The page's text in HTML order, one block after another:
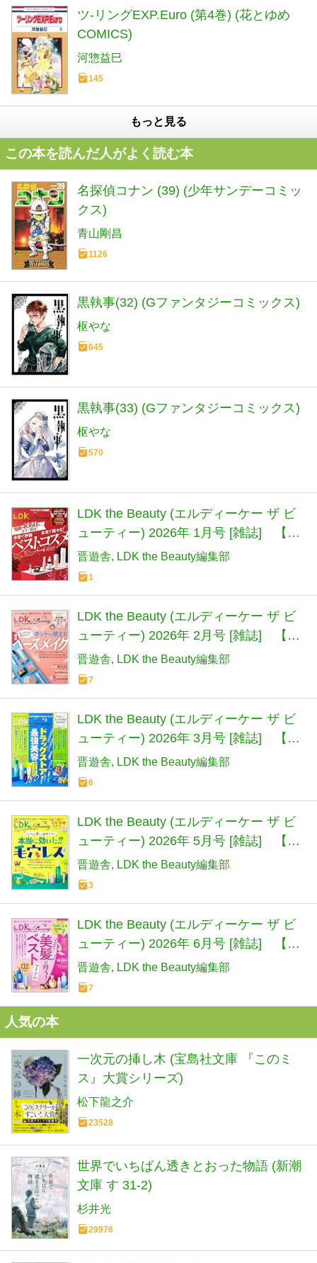
ツ-リングEXP.Euro (第4巻) (花とゆめ
COMICS)
河惣益巳
145
もっと見る
この本を読んだ人がよく読む本
名探偵コナン (39) (少年サンデーコミッ
クス)
青山剛昌
1126
黒執事(32) (Gファンタジーコミックス)
枢やな
645
黒執事(33) (Gファンタジーコミックス)
枢やな
570
LDK the Beauty (エルディーケー ザ ビ
ューティー) 2026年 1月号 [雑誌] 【特
集】ベストコスメAwards 2025
晋遊舎 LDK the Beauty編集部
1
LDK the Beauty (エルディーケー ザ ビ
ューティー) 2026年 2月号 [雑誌] 【特
集】ホントに使える！ 最新ベースメイ
ク
晋遊舎 LDK the Beauty編集部
7
LDK the Beauty (エルディーケー ザ ビ
ューティー) 2026年 3月号 [雑誌] 【特
集】ドラッグストアですぐ買える最強
美容アイテム180
晋遊舎 LDK the Beauty編集部
6
LDK the Beauty (エルディーケー ザ ビ
ューティー) 2026年 5月号 [雑誌] 【特
集】毛穴レスアイテム 最新ベスト
晋遊舎 LDK the Beauty編集部
3
LDK the Beauty (エルディーケー ザ ビ
ューティー) 2026年 6月号 [雑誌] 【特
集】使うだけ、乾かすだけで理想のう
るツヤ髪に！ 即ラク美髪叶えます！
晋遊舎 LDK the Beauty編集部
7
人気の本
一次元の挿し木 (宝島社文庫 『このミ
ス』大賞シリーズ)
松下龍之介
23528
世界でいちばん透きとおった物語 (新潮
文庫 す 31-2)
杉井光
29976